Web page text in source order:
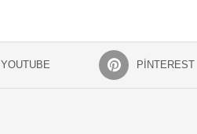
YOUTUBE PINTEREST